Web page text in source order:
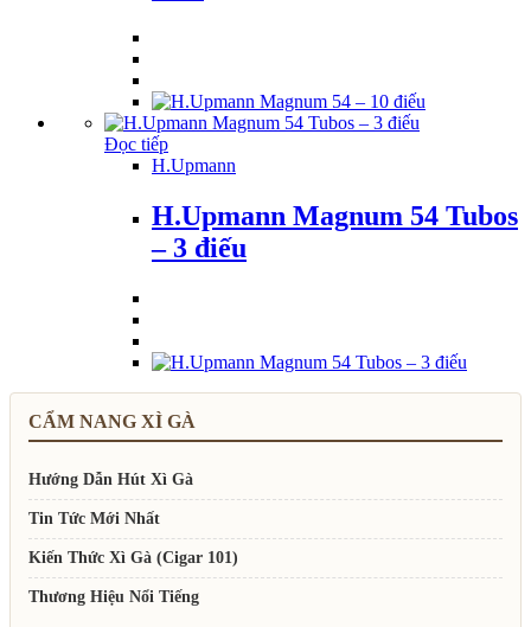
Đọc tiếp
H.Upmann
H.Upmann Magnum 54 Tubos
– 3 điếu
CẨM NANG XÌ GÀ
Hướng Dẫn Hút Xì Gà
Tin Tức Mới Nhất
Kiến Thức Xì Gà (Cigar 101)
Thương Hiệu Nổi Tiếng